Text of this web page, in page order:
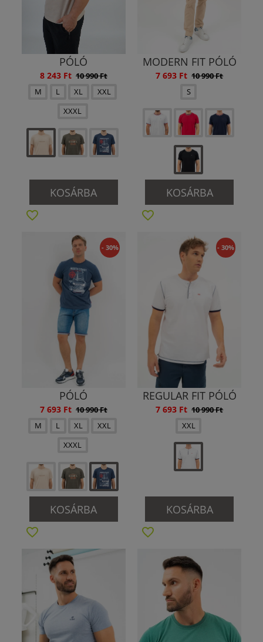
PÓLÓ
8 243 Ft 10 990 Ft
M
L XL
XXL
XXXL
KOSÁRBA
MODERN FIT PÓLÓ
7 693 Ft 10 990 Ft
S
KOSÁRBA
- 30%
PÓLÓ
7 693 Ft 10 990 Ft
M
L XL
XXL
XXXL
KOSÁRBA
- 30%
REGULAR FIT PÓLÓ
7 693 Ft 10 990 Ft
XXL
KOSÁRBA